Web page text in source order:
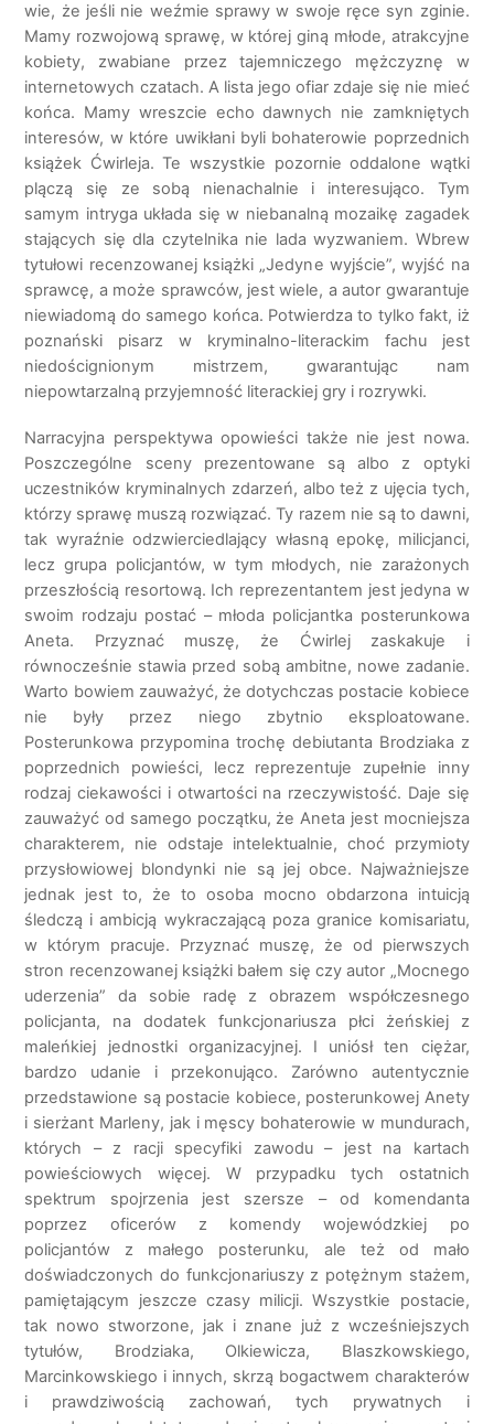
wie, że jeśli nie weźmie sprawy w swoje ręce syn zginie.
Mamy rozwojową sprawę, w której giną młode, atrakcyjne
kobiety, zwabiane przez tajemniczego mężczyznę w
internetowych czatach. A lista jego ofiar zdaje się nie mieć
końca. Mamy wreszcie echo dawnych nie zamkniętych
interesów, w które uwikłani byli bohaterowie poprzednich
książek Ćwirleja. Te wszystkie pozornie oddalone wątki
plączą się ze sobą nienachalnie i interesująco. Tym
samym intryga układa się w niebanalną mozaikę zagadek
stających się dla czytelnika nie lada wyzwaniem. Wbrew
tytułowi recenzowanej książki „Jedyne wyjście”, wyjść na
sprawcę, a może sprawców, jest wiele, a autor gwarantuje
niewiadomą do samego końca. Potwierdza to tylko fakt, iż
poznański pisarz w kryminalno-literackim fachu jest
niedoścignionym mistrzem, gwarantując nam
niepowtarzalną przyjemność literackiej gry i rozrywki.
Narracyjna perspektywa opowieści także nie jest nowa.
Poszczególne sceny prezentowane są albo z optyki
uczestników kryminalnych zdarzeń, albo też z ujęcia tych,
którzy sprawę muszą rozwiązać. Ty razem nie są to dawni,
tak wyraźnie odzwierciedlający własną epokę, milicjanci,
lecz grupa policjantów, w tym młodych, nie zarażonych
przeszłością resortową. Ich reprezentantem jest jedyna w
swoim rodzaju postać – młoda policjantka posterunkowa
Aneta. Przyznać muszę, że Ćwirlej zaskakuje i
równocześnie stawia przed sobą ambitne, nowe zadanie.
Warto bowiem zauważyć, że dotychczas postacie kobiece
nie były przez niego zbytnio eksploatowane.
Posterunkowa przypomina trochę debiutanta Brodziaka z
poprzednich powieści, lecz reprezentuje zupełnie inny
rodzaj ciekawości i otwartości na rzeczywistość. Daje się
zauważyć od samego początku, że Aneta jest mocniejsza
charakterem, nie odstaje intelektualnie, choć przymioty
przysłowiowej blondynki nie są jej obce. Najważniejsze
jednak jest to, że to osoba mocno obdarzona intuicją
śledczą i ambicją wykraczającą poza granice komisariatu,
w którym pracuje. Przyznać muszę, że od pierwszych
stron recenzowanej książki bałem się czy autor „Mocnego
uderzenia” da sobie radę z obrazem współczesnego
policjanta, na dodatek funkcjonariusza płci żeńskiej z
maleńkiej jednostki organizacyjnej. I uniósł ten ciężar,
bardzo udanie i przekonująco. Zarówno autentycznie
przedstawione są postacie kobiece, posterunkowej Anety
i sierżant Marleny, jak i męscy bohaterowie w mundurach,
których – z racji specyfiki zawodu – jest na kartach
powieściowych więcej. W przypadku tych ostatnich
spektrum spojrzenia jest szersze – od komendanta
poprzez oficerów z komendy wojewódzkiej po
policjantów z małego posterunku, ale też od mało
doświadczonych do funkcjonariuszy z potężnym stażem,
pamiętającym jeszcze czasy milicji. Wszystkie postacie,
tak nowo stworzone, jak i znane już z wcześniejszych
tytułów, Brodziaka, Olkiewicza, Blaszkowskiego,
Marcinkowskiego i innych, skrzą bogactwem charakterów
i prawdziwością zachowań, tych prywatnych i